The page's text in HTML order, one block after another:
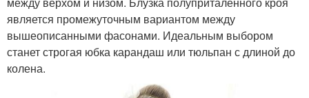
является промежуточным вариантом между
вышеописанными фасонами. Идеальным выбором
станет строгая юбка карандаш или тюльпан с длиной до
колена.